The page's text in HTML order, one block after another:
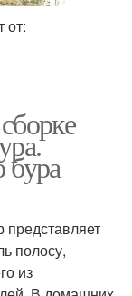
от:
бура
полосу,
из